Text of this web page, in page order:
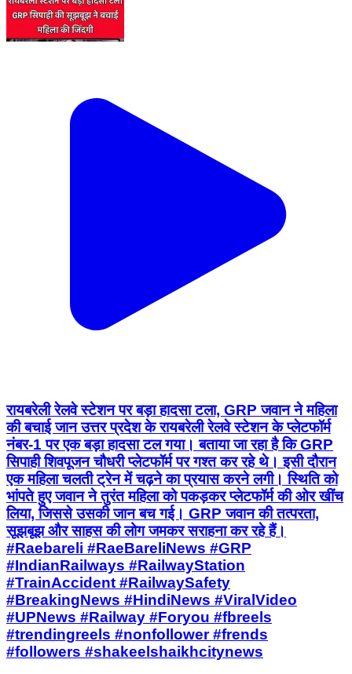
रायबरेली रेलवे स्टेशन पर बड़ा हादसा टला, GRP जवान ने महिला
की बचाई जान उत्तर प्रदेश के रायबरेली रेलवे स्टेशन के प्लेटफॉर्म
नंबर-1 पर एक बड़ा हादसा टल गया। बताया जा रहा है कि GRP
सिपाही शिवपूजन चौधरी प्लेटफॉर्म पर गश्त कर रहे थे। इसी दौरान
एक महिला चलती ट्रेन में चढ़ने का प्रयास करने लगी। स्थिति को
भांपते हुए जवान ने तुरंत महिला को पकड़कर प्लेटफॉर्म की ओर खींच
लिया, जिससे उसकी जान बच गई। GRP जवान की तत्परता,
सूझबूझ और साहस की लोग जमकर सराहना कर रहे हैं।
#Raebareli #RaeBareliNews #GRP
#IndianRailways #RailwayStation
#TrainAccident #RailwaySafety
#BreakingNews #HindiNews #ViralVideo
#UPNews #Railway #Foryou #fbreels
#trendingreels #nonfollower #frends
#followers #shakeelshaikhcitynews